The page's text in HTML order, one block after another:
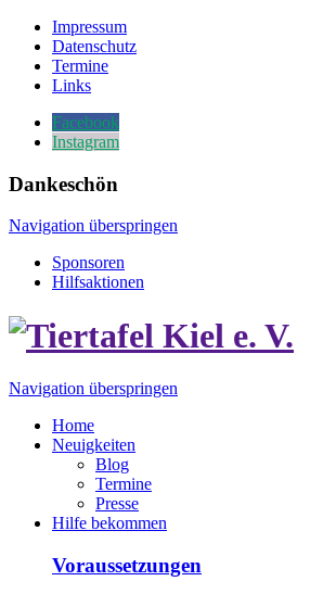
Impressum
Datenschutz
Termine
Links
Facebook
Instagram
Dankeschön
Navigation überspringen
Sponsoren
Hilfsaktionen
Navigation überspringen
Home
Neuigkeiten
Blog
Termine
Presse
Hilfe bekommen
Voraussetzungen